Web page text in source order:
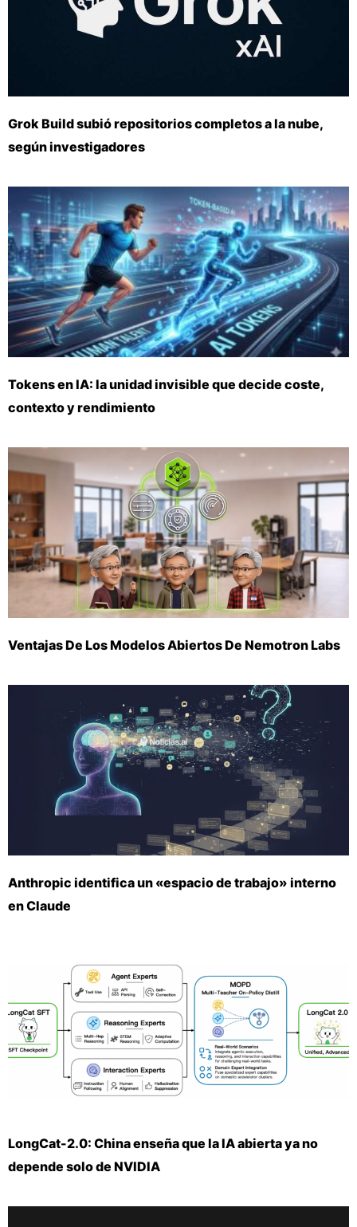
Grok Build subió repositorios completos a la nube,
según investigadores
Tokens en IA: la unidad invisible que decide coste,
contexto y rendimiento
Ventajas De Los Modelos Abiertos De Nemotron Labs
Anthropic identifica un «espacio de trabajo» interno
en Claude
LongCat-2.0: China enseña que la IA abierta ya no
depende solo de NVIDIA